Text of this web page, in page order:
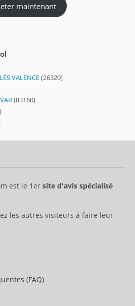
maintenant
VALENCE(26320)
(83160)
est le 1er site d'avis spécialisé
les autres visiteurs à faire leur
(FAQ)